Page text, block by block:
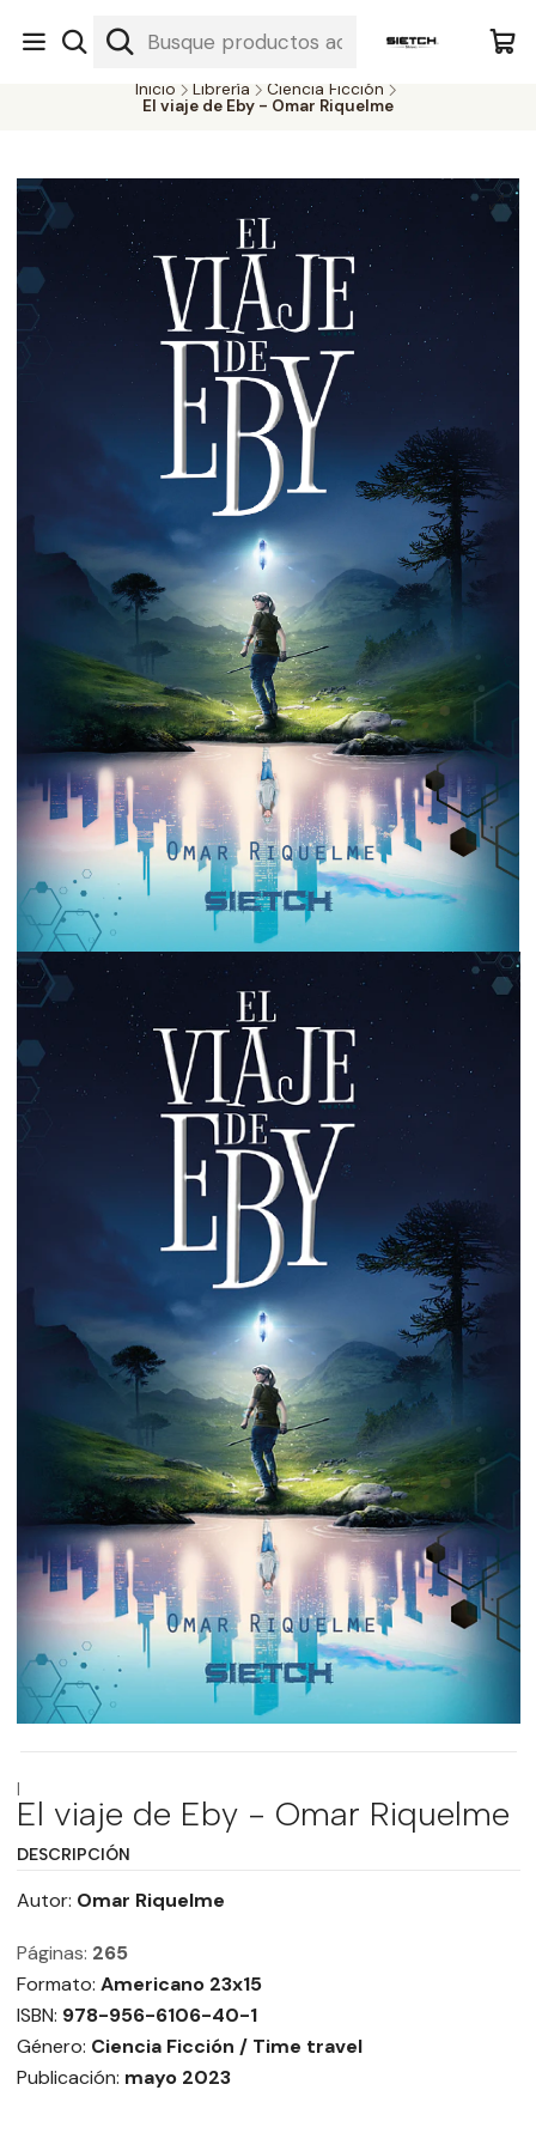
Nuestra librería - Serrano 317 local 3 - Limache.
#SomospartedelSietch
Inicio Librería
Ciencia Ficción
El viaje de Eby - Omar Riquelme
|
El viaje de Eby - Omar Riquelme
DESCRIPCIÓN
Autor: Omar Riquelme
Páginas: 265
Formato: Americano 23x15
ISBN: 978-956-6106-40-1
Género: Ciencia Ficción / Time travel
Publicación: mayo 2023